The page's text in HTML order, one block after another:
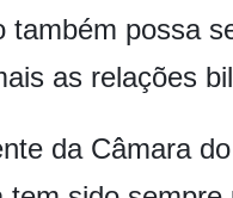
também possa
as relações
da Câmara